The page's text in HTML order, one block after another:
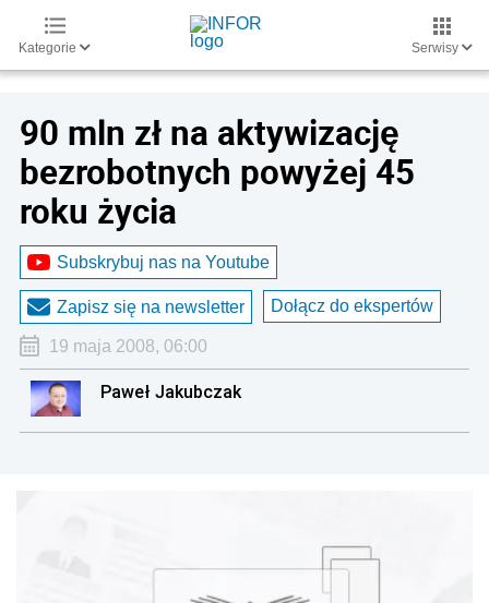
Kategorie Serwisy
90 mln zł na aktywizację
bezrobotnych powyżej 45
roku życia
Subskrybuj nas na Youtube
Zapisz się na newsletter Dołącz do ekspertów
19 maja 2008, 06:00
Paweł Jakubczak